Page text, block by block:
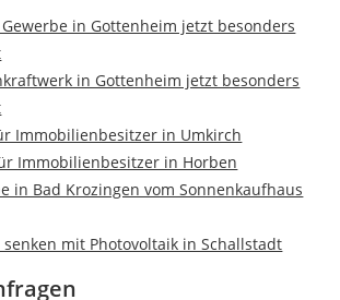
in Gottenheim jetzt besonders
in Gottenheim jetzt besonders
Immobilienbesitzer in Umkirch
Immobilienbesitzer in Horben
in Bad Krozingen vom Sonnenkaufhaus
senken mit Photovoltaik in Schallstadt